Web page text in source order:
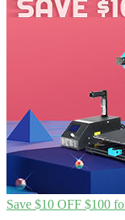
Save $10 OFF $100